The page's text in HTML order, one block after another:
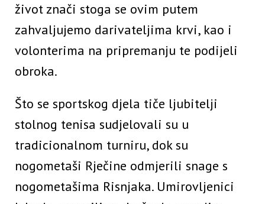
život znači stoga se ovim putem
zahvaljujemo darivateljima krvi, kao i
volonterima na pripremanju te podijeli
obroka.
Što se sportskog djela tiče ljubitelji
stolnog tenisa sudjelovali su u
tradicionalnom turniru, dok su
nogometaši Rječine odmjerili snage s
nogometašima Risnjaka. Umirovljenici